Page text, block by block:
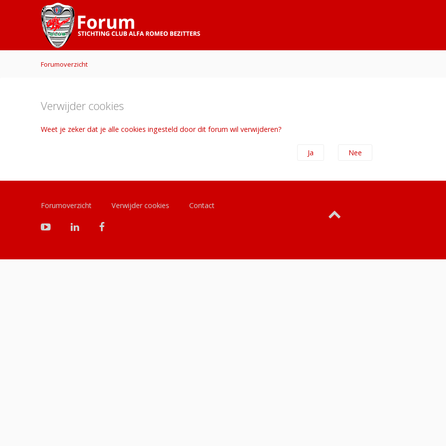
Forumoverzicht
Verwijder cookies
Weet je zeker dat je alle cookies ingesteld door dit forum wil verwijderen?
Forumoverzicht Verwijder cookies Contact